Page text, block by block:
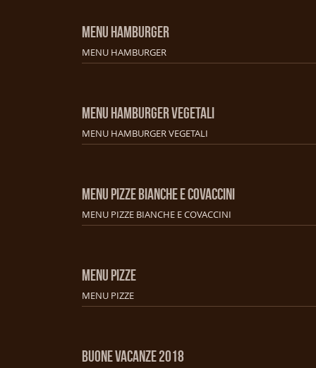
MENU HAMBURGER
MENU HAMBURGER
MENU HAMBURGER VEGETALI
MENU HAMBURGER VEGETALI
MENU PIZZE BIANCHE E COVACCINI
MENU PIZZE BIANCHE E COVACCINI
MENU PIZZE
MENU PIZZE
BUONE VACANZE 2018